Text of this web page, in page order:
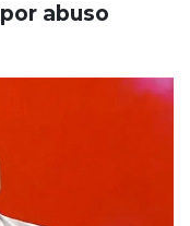
abuso